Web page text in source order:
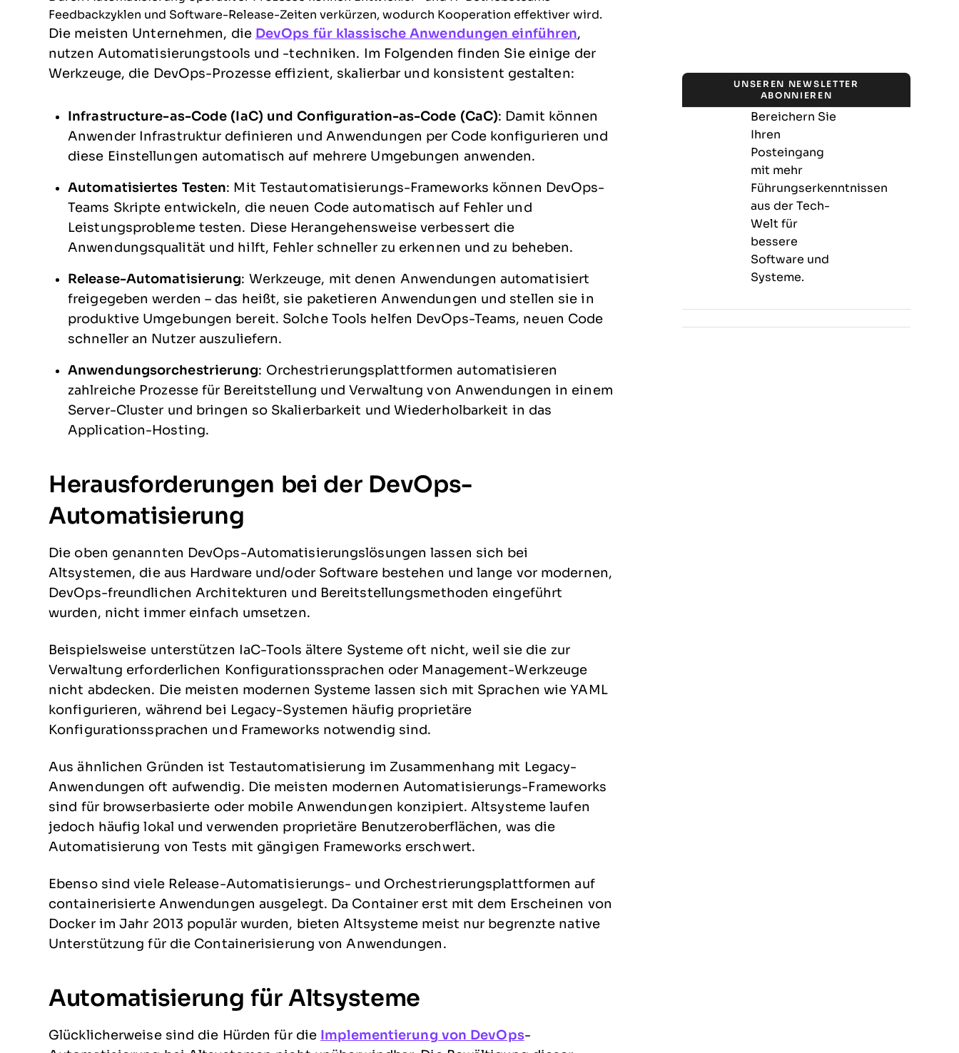
Feedbackzyklen und Software-Release-Zeiten verkürzen, wodurch Kooperation effektiver wird.
Die meisten Unternehmen, die DevOps für klassische Anwendungen einführen,
nutzen Automatisierungstools und -techniken. Im Folgenden finden Sie einige der
Werkzeuge, die DevOps-Prozesse effizient, skalierbar und konsistent gestalten:
Infrastructure-as-Code (IaC) und Configuration-as-Code (CaC): Damit können
Anwender Infrastruktur definieren und Anwendungen per Code konfigurieren und
diese Einstellungen automatisch auf mehrere Umgebungen anwenden.
Automatisiertes Testen: Mit Testautomatisierungs-Frameworks können DevOps-
Teams Skripte entwickeln, die neuen Code automatisch auf Fehler und
Leistungsprobleme testen. Diese Herangehensweise verbessert die
Anwendungsqualität und hilft, Fehler schneller zu erkennen und zu beheben.
Release-Automatisierung: Werkzeuge, mit denen Anwendungen automatisiert
freigegeben werden – das heißt, sie paketieren Anwendungen und stellen sie in
produktive Umgebungen bereit. Solche Tools helfen DevOps-Teams, neuen Code
schneller an Nutzer auszuliefern.
Anwendungsorchestrierung: Orchestrierungsplattformen automatisieren
zahlreiche Prozesse für Bereitstellung und Verwaltung von Anwendungen in einem
Server-Cluster und bringen so Skalierbarkeit und Wiederholbarkeit in das
Application-Hosting.
Herausforderungen bei der DevOps-
Automatisierung
Die oben genannten DevOps-Automatisierungslösungen lassen sich bei
Altsystemen, die aus Hardware und/oder Software bestehen und lange vor modernen,
DevOps-freundlichen Architekturen und Bereitstellungsmethoden eingeführt
wurden, nicht immer einfach umsetzen.
Beispielsweise unterstützen IaC-Tools ältere Systeme oft nicht, weil sie die zur
Verwaltung erforderlichen Konfigurationssprachen oder Management-Werkzeuge
nicht abdecken. Die meisten modernen Systeme lassen sich mit Sprachen wie YAML
konfigurieren, während bei Legacy-Systemen häufig proprietäre
Konfigurationssprachen und Frameworks notwendig sind.
Aus ähnlichen Gründen ist Testautomatisierung im Zusammenhang mit Legacy-
Anwendungen oft aufwendig. Die meisten modernen Automatisierungs-Frameworks
sind für browserbasierte oder mobile Anwendungen konzipiert. Altsysteme laufen
jedoch häufig lokal und verwenden proprietäre Benutzeroberflächen, was die
Automatisierung von Tests mit gängigen Frameworks erschwert.
Ebenso sind viele Release-Automatisierungs- und Orchestrierungsplattformen auf
containerisierte Anwendungen ausgelegt. Da Container erst mit dem Erscheinen von
Docker im Jahr 2013 populär wurden, bieten Altsysteme meist nur begrenzte native
Unterstützung für die Containerisierung von Anwendungen.
Automatisierung für Altsysteme
Glücklicherweise sind die Hürden für die Implementierung von DevOps-
UNSEREN NEWSLETTER
ABONNIEREN
Bereichern Sie
Ihren
Posteingang
mit mehr
Führungserkenntnissen
aus der Tech-
Welt für
bessere
Software und
Systeme.